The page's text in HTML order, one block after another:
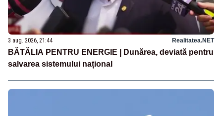
3 aug. 2026, 21:44 Realitatea.NET
BĂTĂLIA PENTRU ENERGIE | Dunărea, deviată pentru
salvarea sistemului național